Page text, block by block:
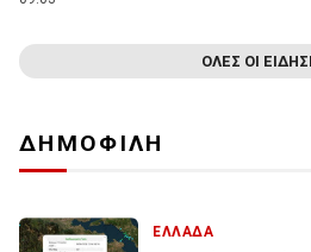
ΟΛΕΣ ΟΙ
ΔΗΜΟΦΙΛΗ
ΕΛΛΑΔΑ